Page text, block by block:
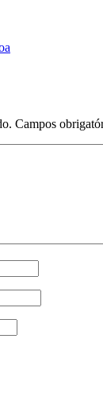
Campos